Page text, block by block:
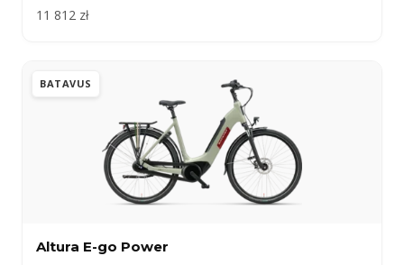
11 812 zł
BATAVUS
Altura E-go Power